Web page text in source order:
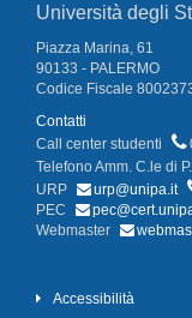
Università degli
Piazza Marina, 61
90133 - PALERMO
Codice Fiscale
Contatti
Call center studenti
Telefono Amm. C.le di
URP
urp@unipa.it
PEC
Webmaster
Accessibilità